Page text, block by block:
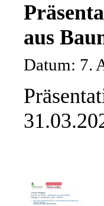
aus
Datum: 7.